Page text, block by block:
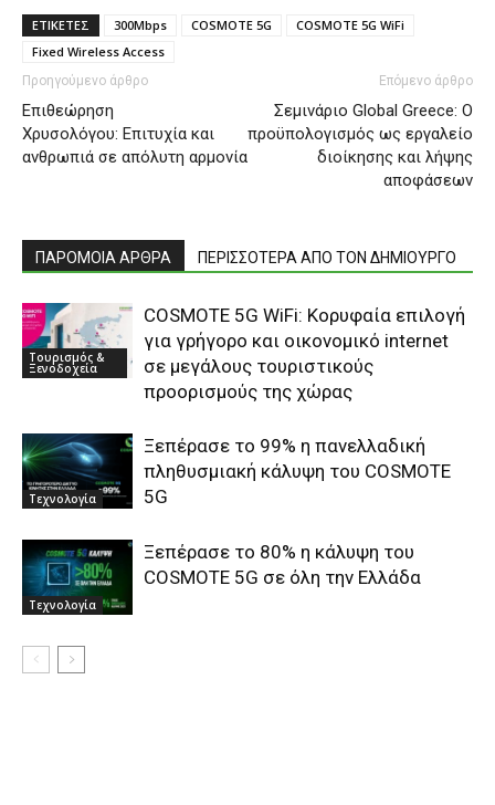
ΕΤΙΚΕΤΕΣ 300Mbps COSMOTE 5G
COSMOTE 5G WiFi
Fixed Wireless Access
Προηγούμενο άρθρο
Επιθεώρηση
Χρυσολόγου: Επιτυχία και
ανθρωπιά σε απόλυτη αρμονία
Επόμενο άρθρο
Σεμινάριο Global Greece: Ο
προϋπολογισμός ως εργαλείο
διοίκησης και λήψης
αποφάσεων
ΠΑΡΟΜΟΙΑ ΑΡΘΡΑ ΠΕΡΙΣΣΟΤΕΡΑ ΑΠΟ ΤΟΝ ΔΗΜΙΟΥΡΓΟ
Τουρισμός &
Ξενοδοχεία
COSMOTE 5G WiFi: Κορυφαία επιλογή
για γρήγορο και οικονομικό internet
σε μεγάλους τουριστικούς
προορισμούς της χώρας
Τεχνολογία
Ξεπέρασε το 99% η πανελλαδική
πληθυσμιακή κάλυψη του COSMOTE
5G
Τεχνολογία
Ξεπέρασε το 80% η κάλυψη του
COSMOTE 5G σε όλη την Ελλάδα